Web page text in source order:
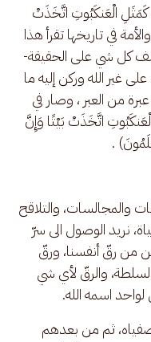
كَمَثَلِ الْعَنكَبُوتِ اتَّخَذَتْ
في تاريخها تقرأ هذا
كل شي على الحقيقة-
غير الله وركن إليه ما
من العبر ، وصار في
اتَّخَذَتْ بَيْتًا وَإِنَّ
.
والمجالسات، والتلاقح
نريد الوصول الى سرّ
من رقّ أنفسنا، ورقّ
السلطة، والرقّ لأي شي
اسمه الله.
ثم من بعدهم